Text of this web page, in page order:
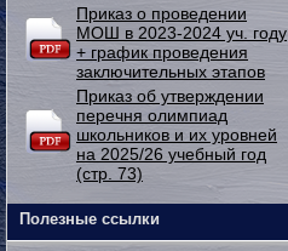
Приказ о проведении
МОШ в 2023-2024 уч. году
+ график проведения
заключительных этапов
Приказ об утверждении
перечня олимпиад
школьников и их уровней
на 2025/26 учебный год
(стр. 73)
Полезные ссылки